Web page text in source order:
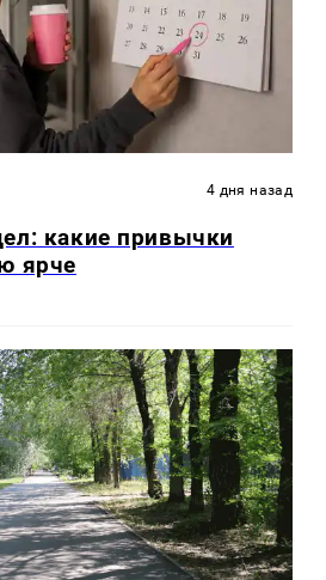
4 дня назад
какие привычки
ярче